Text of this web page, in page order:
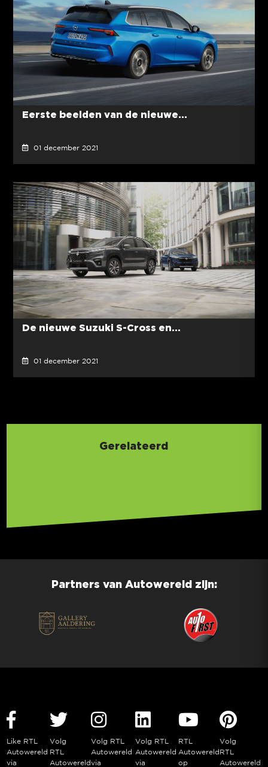
Eerste beelden van de nieuwe...
01 december 2021
De nieuwe Suzuki S-Cross en...
01 december 2021
Gerelateerd
Partners van Autowereld zijn:
Like RTL
Autowereld
via
Volg
RTL
Autowereld
Volg RTL
Autowereld
via
Volg RTL
Autowereld
via
RTL
Autowereld
op
Volg
RTL
Autowereld